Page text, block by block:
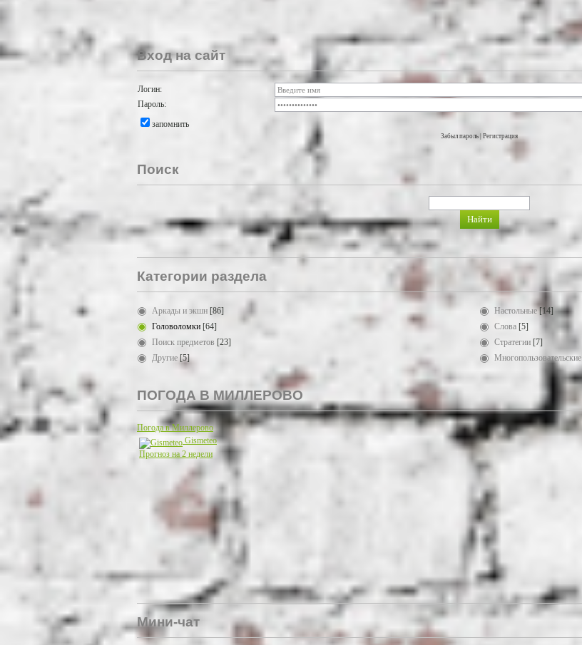
Вход на сайт
Логин:
Пароль:
запомнить
Забыл пароль Регистрация
Поиск
Категории раздела
Аркады и экшн [86] Настольные [14]
Головоломки [64] Слова [5]
Поиск предметов [23] Стратегии [7]
Другие [5] Многопользовательские
ПОГОДА В МИЛЛЕРОВО
Погода в Миллерово
Gismeteo
Прогноз на 2 недели
Мини-чат